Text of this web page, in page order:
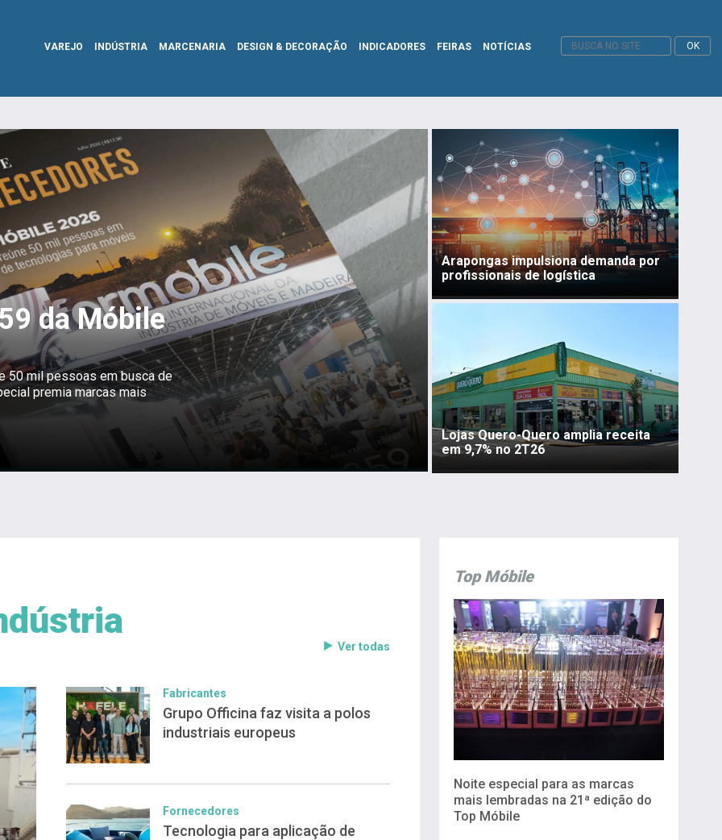
VAREJO INDÚSTRIA MARCENARIA DESIGN & DECORAÇÃO INDICADORES FEIRAS NOTÍCIAS
da Móbile
50 mil pessoas em busca de
premia marcas mais
Arapongas impulsiona demanda por
profissionais de logística
Lojas Quero-Quero amplia receita
em 9,7% no 2T26
Ver todas
Fabricantes
Grupo Officina faz visita a polos
industriais europeus
Fornecedores
Tecnologia para aplicação de
Top Móbile
Noite especial para as marcas
mais lembradas na 21ª edição do
Top Móbile